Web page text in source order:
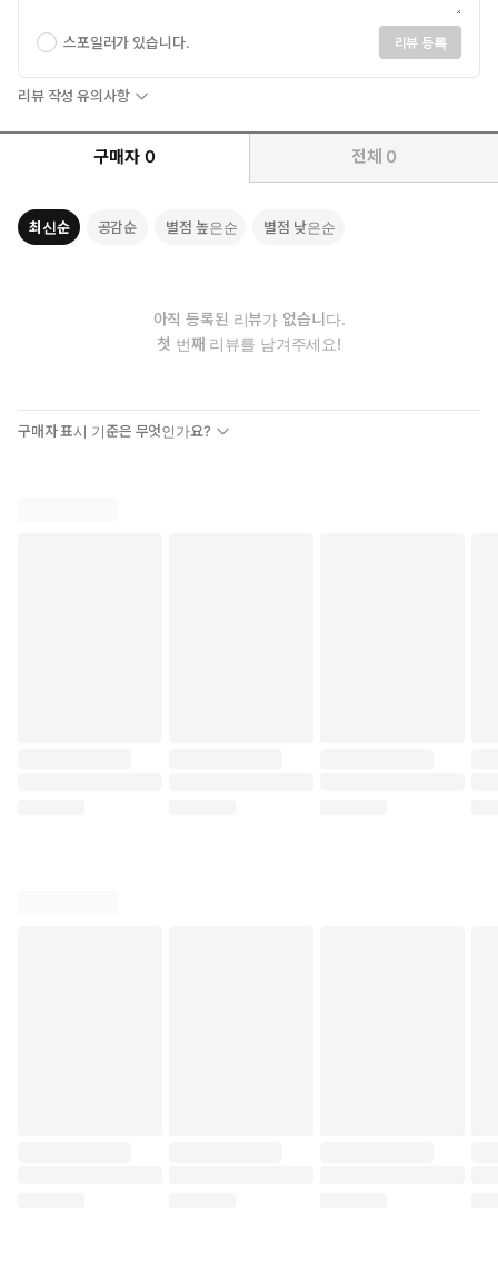
스포일러가 있습니다. 리뷰 등록
리뷰 작성 유의사항
구매자 0 전체 0
최신순 공감순 별점 높은순 별점 낮은순
아직 등록된 리뷰가 없습니다.
첫 번째 리뷰를 남겨주세요!
구매자 표시 기준은 무엇인가요?